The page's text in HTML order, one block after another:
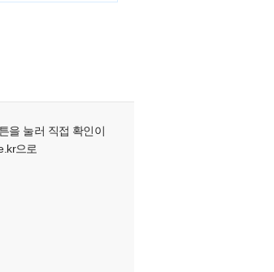
을 눌러 직접 확인이
으로